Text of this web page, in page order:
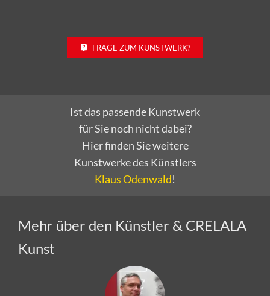
für Sie noch nicht dabei?
Hier finden Sie weitere
Kunstwerke des Künstlers
Klaus Odenwald!
Kunst